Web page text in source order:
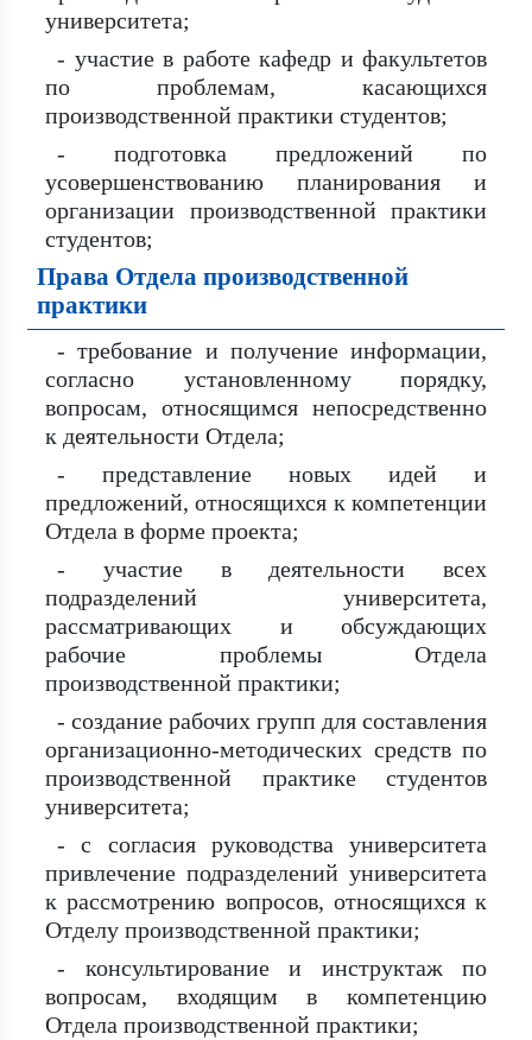
университета;
- участие в работе кафедр и факультетов
по проблемам, касающихся
производственной практики студентов;
- подготовка предложений по
усовершенствованию планирования и
организации производственной практики
студентов;
Права Отдела производственной
практики
- требование и получение информации,
согласно установленному порядку,
вопросам, относящимся непосредственно
к деятельности Отдела;
- представление новых идей и
предложений, относящихся к компетенции
Отдела в форме проекта;
- участие в деятельности всех
подразделений университета,
рассматривающих и обсуждающих
рабочие проблемы Отдела
производственной практики;
- создание рабочих групп для составления
организационно-методических средств по
производственной практике студентов
университета;
- с согласия руководства университета
привлечение подразделений университета
к рассмотрению вопросов, относящихся к
Отделу производственной практики;
- консультирование и инструктаж по
вопросам, входящим в компетенцию
Отдела производственной практики;